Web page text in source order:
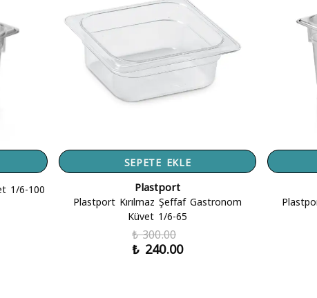
1/6-100
SEPETE EKLE
Plastport
Plastport Kırılmaz Şeffaf Gastronom
Küvet 1/6-65
₺ 300.00
₺ 240.00